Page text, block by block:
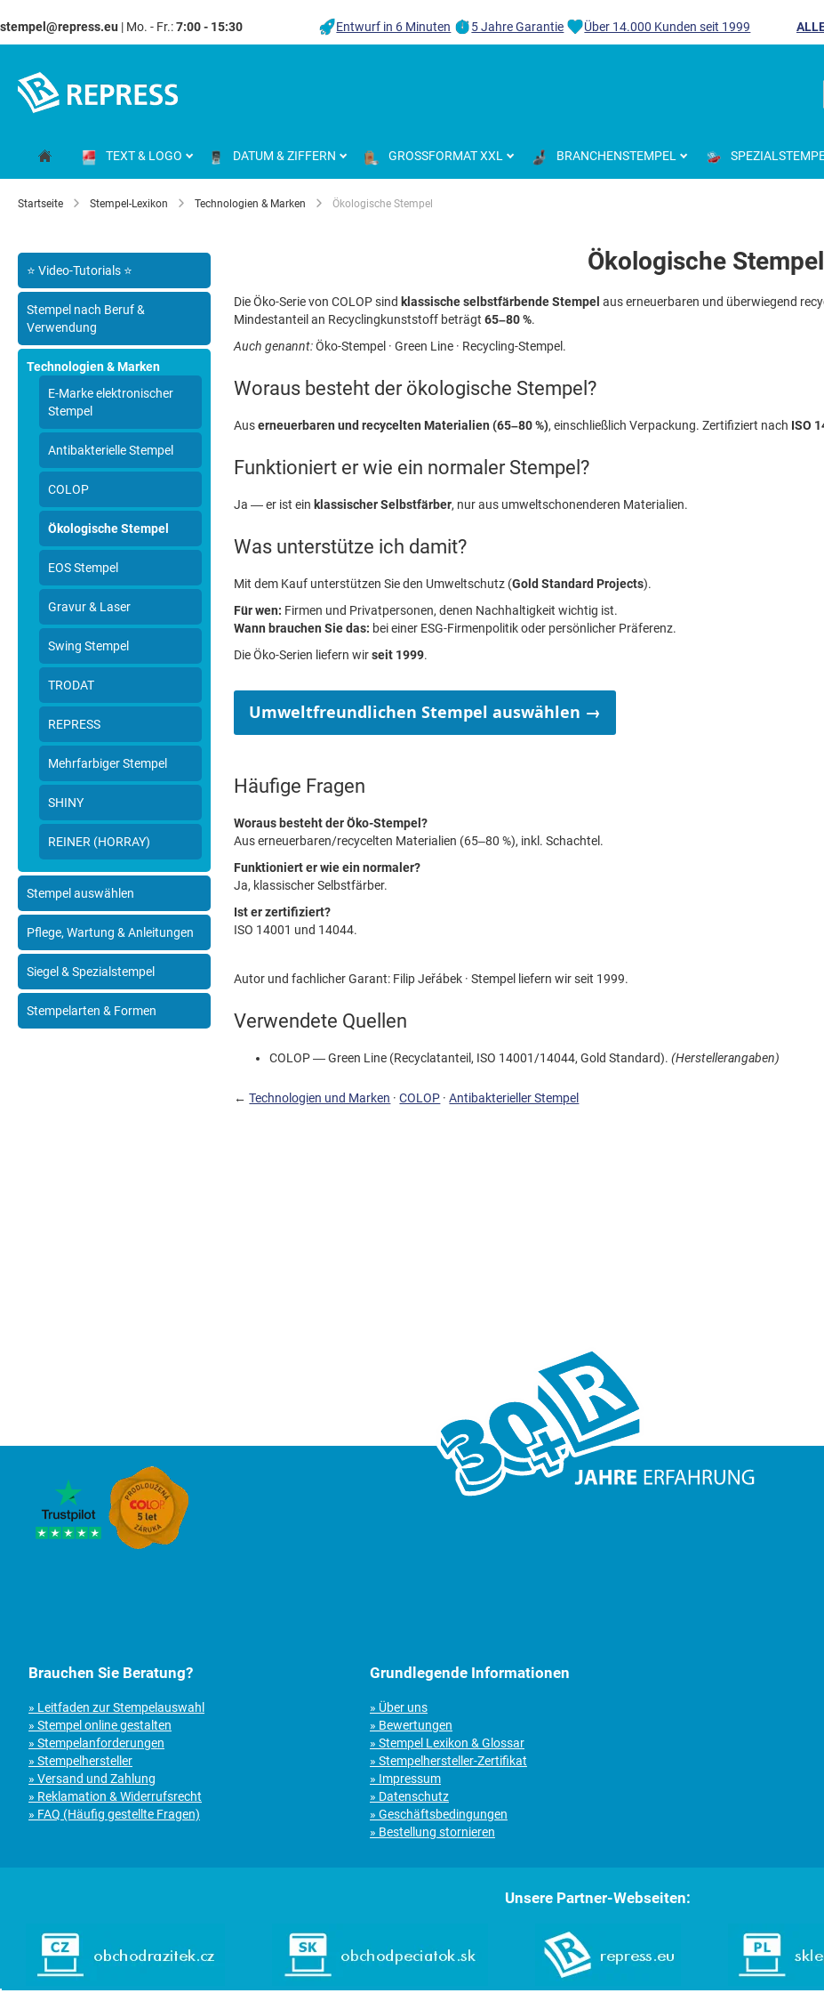
stempel@repress.eu | Mo. - Fr.:7:00 - 15:30 Entwurf in 6 Minuten 5 Jahre Garantie Über 14.000 Kunden seit 1999
springen
TEXT & LOGO DATUM & ZIFFERN GROSSFORMAT XXL BRANCHENSTEMPEL
Startseite Stempel-Lexikon Technologien & Marken Ökologische Stempel
Ökologische Stempel
Die Öko-Serie von COLOP sind klassische selbstfärbende Stempel aus erneuerbaren und überwiegend
Mindestanteil an Recyclingkunststoff beträgt65–80 %.
Auch genannt:Öko-Stempel · Green Line · Recycling-Stempel.
Woraus besteht der ökologische Stempel?
Auserneuerbaren und recycelten Materialien (65–80 %), einschließlich Verpackung. Zertifiziert nach ISO
Funktioniert er wie ein normaler Stempel?
Ja — er ist ein klassischer Selbstfärber, nur aus umweltschonenderen Materialien.
Was unterstütze ich damit?
Mit dem Kauf unterstützen Sie den Umweltschutz (Gold Standard Projects).
Für wen: Firmen und Privatpersonen, denen Nachhaltigkeit wichtig ist.
Wann brauchen Sie das: bei einer ESG-Firmenpolitik oder persönlicher Präferenz.
Die Öko-Serien liefern wirseit 1999.
Umweltfreundlichen Stempel auswählen →
Häufige Fragen
Woraus besteht der Öko-Stempel?
Aus erneuerbaren/recycelten Materialien (65–80 %), inkl. Schachtel.
Funktioniert er wie ein normaler?
Ja, klassischer Selbstfärber.
Ist er zertifiziert?
ISO 14001 und 14044.
Autor und fachlicher Garant: Filip Jeřábek · Stempel liefern wir seit 1999.
Verwendete Quellen
COLOP — Green Line (Recyclatanteil, ISO 14001/14044, Gold Standard).(Herstellerangaben)
←Technologien und Marken ·COLOP ·Antibakterieller Stempel
⭐ Video-Tutorials ⭐
Stempel nach Beruf &
Verwendung
Technologien & Marken
E-Marke elektronischer
Stempel
Antibakterielle Stempel
COLOP
Ökologische Stempel
EOS Stempel
Gravur & Laser
Swing Stempel
TRODAT
REPRESS
Mehrfarbiger Stempel
SHINY
REINER (HORRAY)
Stempel auswählen
Pflege, Wartung & Anleitungen
Siegel & Spezialstempel
Stempelarten & Formen
Brauchen Sie Beratung?
» Leitfaden zur Stempelauswahl
» Stempel online gestalten
» Stempelanforderungen
» Stempelhersteller
» Versand und Zahlung
» Reklamation & Widerrufsrecht
» FAQ (Häufig gestellte Fragen)
Grundlegende Informationen
» Über uns
» Bewertungen
» Stempel Lexikon & Glossar
» Stempelhersteller-Zertifikat
» Impressum
» Datenschutz
» Geschäftsbedingungen
» Bestellung stornieren
Unsere Partner-Webseiten: